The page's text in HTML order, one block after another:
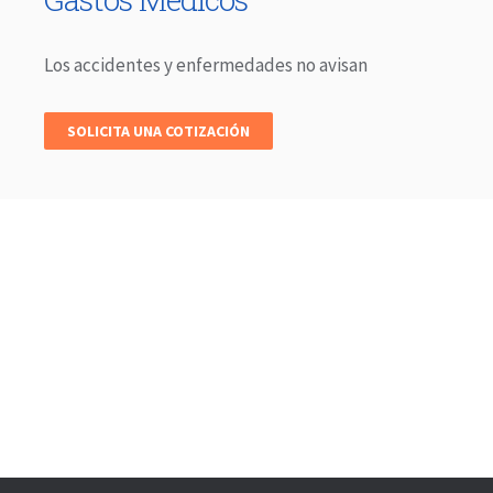
Los accidentes y enfermedades no avisan
SOLICITA UNA COTIZACIÓN